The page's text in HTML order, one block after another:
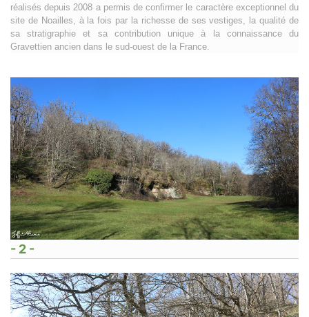
réalisés depuis 2008 a permis de confirmer le caractère exceptionnel du
site de Noailles, à la fois par la richesse de ses vestiges, la qualité de
sa stratigraphie et sa contribution unique à la connaissance du
Gravettien ancien dans le sud-ouest de la France.
- 2 -